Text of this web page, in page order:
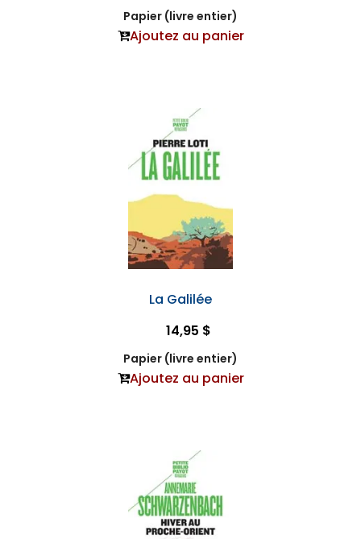
Papier (livre entier)
Ajoutez au panier
La Galilée
14,95 $
Papier (livre entier)
Ajoutez au panier